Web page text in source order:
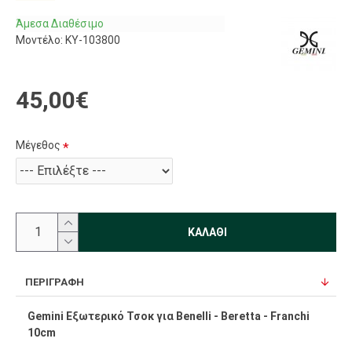
Άμεσα Διαθέσιμο
Μοντέλο: KY-103800
45,00€
Μέγεθος
ΚΑΛΆΘΙ
ΠΕΡΙΓΡΑΦΉ
Gemini Εξωτερικό Τσοκ για Benelli - Beretta - Franchi
10cm